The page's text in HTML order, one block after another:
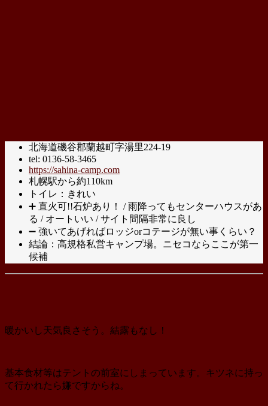
北海道磯谷郡蘭越町字湯里224-19
tel: 0136-58-3465
https://sahina-camp.com
札幌駅から約110km
トイレ：きれい
➕ 直火可!!石炉あり！ / 雨降ってもセンターハウスがあ
る / オートいい / サイト間隔非常に良し
➖ 強いてあげればロッジorコテージが無い事くらい？
結論：高規格私営キャンプ場。ニセコならここが第一
候補
暖かいし天気良さそう。結露もなし！
基本食材等はテントの前室にしまっています。キツネに持っ
て行かれたら嫌ですからね。